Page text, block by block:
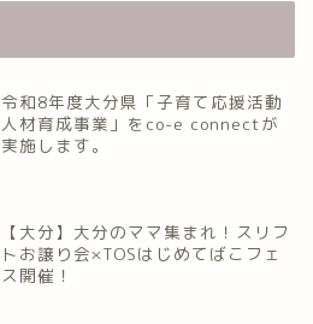
令和8年度大分県「子育て応援活動
人材育成事業」をco-e connectが
実施します。
【大分】大分のママ集まれ！スリフ
トお譲り会×TOSはじめてばこフェ
ス開催！